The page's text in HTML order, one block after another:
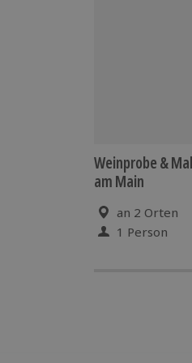
Weinprobe &
am Main
an 2 Orten
1 Person